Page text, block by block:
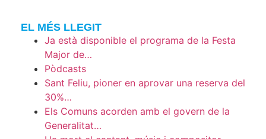
EL MÉS LLEGIT
Ja està disponible el programa de la Festa
Major de…
Pòdcasts
Sant Feliu, pioner en aprovar una reserva del
30%…
Els Comuns acorden amb el govern de la
Generalitat…